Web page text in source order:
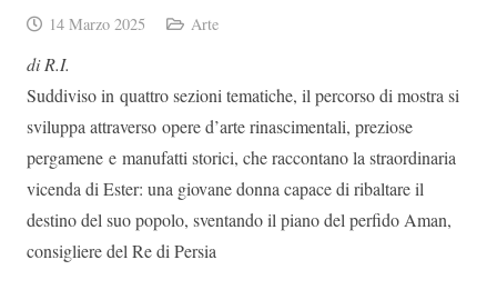
14 Marzo 2025 Arte
di R.I.
Suddiviso in quattro sezioni tematiche, il percorso di mostra si
sviluppa attraverso opere d’arte rinascimentali, preziose
pergamene e manufatti storici, che raccontano la straordinaria
vicenda di Ester: una giovane donna capace di ribaltare il
destino del suo popolo, sventando il piano del perfido Aman,
consigliere del Re di Persia